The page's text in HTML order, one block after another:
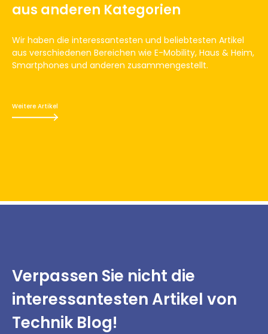
aus anderen Kategorien
Wir haben die interessantesten und beliebtesten Artikel
aus verschiedenen Bereichen wie E-Mobility, Haus & Heim,
Smartphones und anderen zusammengestellt.
Weitere Artikel
Verpassen Sie nicht die
interessantestenArtikel von
Technik Blog!